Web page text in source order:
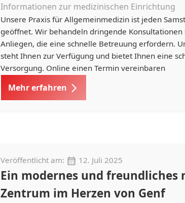
Informationen zur medizinischen Einrichtung
Unsere Praxis für Allgemeinmedizin ist jeden
geöffnet. Wir behandeln dringende Konsultationen
Anliegen, die eine schnelle Betreuung erfordern.
steht Ihnen zur Verfügung und bietet Ihnen eine
Versorgung. Online einen Termin vereinbaren
Mehr erfahren
Veröffentlicht am: 12. Juli 2025
Ein modernes und freundliches
Zentrum im Herzen von Genf